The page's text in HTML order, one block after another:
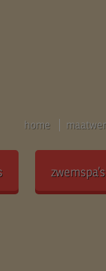
home
zwemspa’s